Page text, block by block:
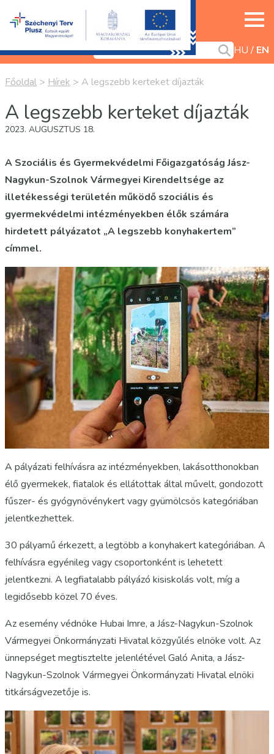
HU EN
Főoldal > Hírek > A legszebb kerteket díjazták
A legszebb kerteket díjazták
2023. AUGUSZTUS 18.
A Szociális és Gyermekvédelmi Főigazgatóság Jász-
Nagykun-Szolnok Vármegyei Kirendeltsége az
illetékességi területén működő szociális és
gyermekvédelmi intézményekben élők számára
hirdetett pályázatot „A legszebb konyhakertem”
címmel.
A pályázati felhívásra az intézményekben, lakásotthonokban
élő gyermekek, fiatalok és ellátottak által művelt, gondozott
fűszer- és gyógynövénykert vagy gyümölcsös kategóriában
jelentkezhettek.
30 pályamű érkezett, a legtöbb a konyhakert kategóriában. A
felhívásra egyénileg vagy csoportonként is lehetett
jelentkezni. A legfiatalabb pályázó kisiskolás volt, míg a
legidősebb közel 70 éves.
Az esemény védnöke Hubai Imre, a Jász-Nagykun-Szolnok
Vármegyei Önkormányzati Hivatal közgyűlés elnöke volt. Az
ünnepséget megtisztelte jelenlétével Galó Anita, a Jász-
Nagykun-Szolnok Vármegyei Önkormányzati Hivatal elnöki
titkárságvezetője is.